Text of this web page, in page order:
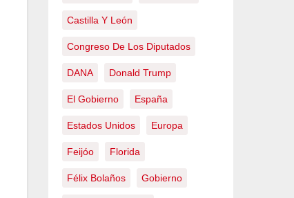
Castilla Y León
Congreso De Los Diputados
DANA Donald Trump
El Gobierno España
Estados Unidos Europa
Feijóo Florida
Félix Bolaños Gobierno